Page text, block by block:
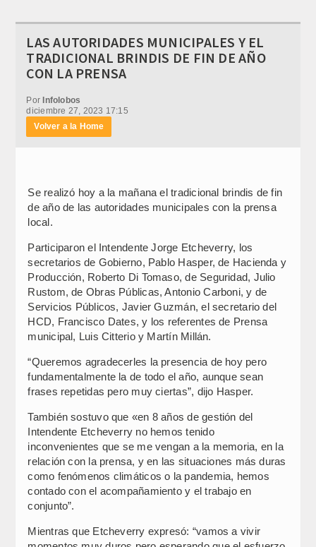
LAS AUTORIDADES MUNICIPALES Y EL
TRADICIONAL BRINDIS DE FIN DE AÑO
CON LA PRENSA
PorInfolobos
diciembre 27, 2023 17:15
Volver a la Home
Se realizó hoy a la mañana el tradicional brindis de fin
de año de las autoridades municipales con la prensa
local.
Participaron el Intendente Jorge Etcheverry, los
secretarios de Gobierno, Pablo Hasper, de Hacienda y
Producción, Roberto Di Tomaso, de Seguridad, Julio
Rustom, de Obras Públicas, Antonio Carboni, y de
Servicios Públicos, Javier Guzmán, el secretario del
HCD, Francisco Dates, y los referentes de Prensa
municipal, Luis Citterio y Martín Millán.
“Queremos agradecerles la presencia de hoy pero
fundamentalmente la de todo el año, aunque sean
frases repetidas pero muy ciertas”, dijo Hasper.
También sostuvo que «en 8 años de gestión del
Intendente Etcheverry no hemos tenido
inconvenientes que se me vengan a la memoria, en la
relación con la prensa, y en las situaciones más duras
como fenómenos climáticos o la pandemia, hemos
contado con el acompañamiento y el trabajo en
conjunto”.
Mientras que Etcheverry expresó: “vamos a vivir